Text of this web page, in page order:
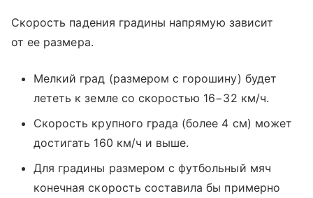
Скорость падения градины напрямую зависит
от ее размера.
Мелкий град (размером с горошину) будет
лететь к земле со скоростью 16−32 км/ч.
Скорость крупного града (более 4 см) может
достигать 160 км/ч и выше.
Для градины размером с футбольный мяч
конечная скорость составила бы примерно